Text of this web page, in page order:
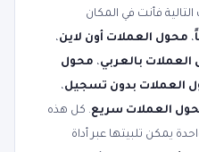
فأنت في المكان
، محول العملات أون لاين،
بالعربي، محول
العملات بدون تسجيل،
العملات سريع. كل هذه
يمكن تلبيتها عبر أداة